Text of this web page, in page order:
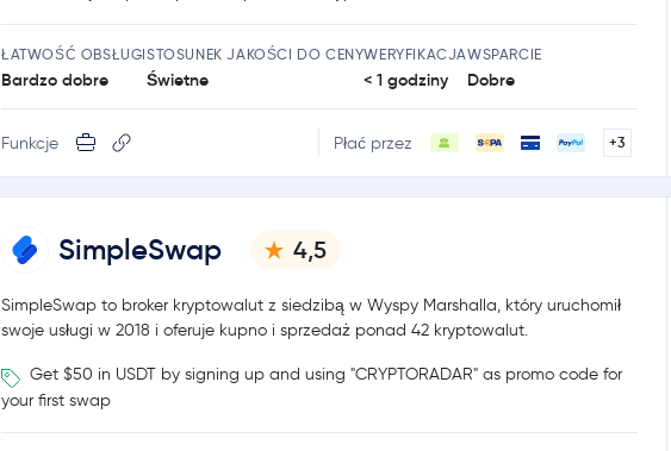
ŁATWOŚĆ OBSŁUGI
Bardzo dobre
STOSUNEK JAKOŚCI DO CENY
Świetne
WERYFIKACJA
< 1 godziny
WSPARCIE
Dobre
Funkcje Płać przez +3
SimpleSwap 4,5
SimpleSwap to broker kryptowalut z siedzibą w Wyspy Marshalla, który uruchomił
swoje usługi w 2018 i oferuje kupno i sprzedaż ponad 42 kryptowalut.
Get $50 in USDT by signing up and using "CRYPTORADAR" as promo code for
your first swap